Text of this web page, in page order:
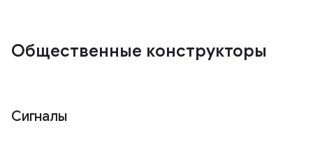
Общественные конструкторы
Сигналы